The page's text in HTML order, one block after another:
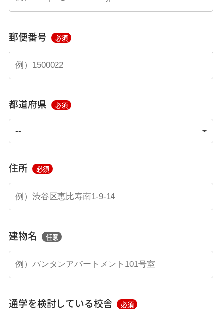
郵便番号 必須
都道府県 必須
住所 必須
建物名 任意
通学を検討している校舎 必須